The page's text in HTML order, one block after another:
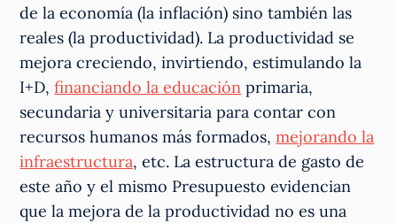
de la economía (la inflación) sino también las
reales (la productividad). La productividad se
mejora creciendo, invirtiendo, estimulando la
I+D,financiando la educación primaria,
secundaria y universitaria para contar con
recursos humanos más formados,mejorando la
infraestructura, etc. La estructura de gasto de
este año y el mismo Presupuesto evidencian
que la mejora de la productividad no es una